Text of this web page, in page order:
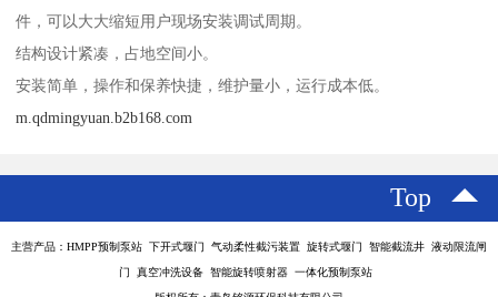
件，可以大大缩短用户现场安装调试周期。
结构设计紧凑，占地空间小。
安装简单，操作和保养快捷，维护量小，运行成本低。
m.qdmingyuan.b2b168.com
Top
主营产品：HMPP预制泵站 下开式堰门 气动柔性截污装置 旋转式堰门 智能截流井 液动限流闸
门 真空冲洗设备 智能旋转喷射器 一体化预制泵站